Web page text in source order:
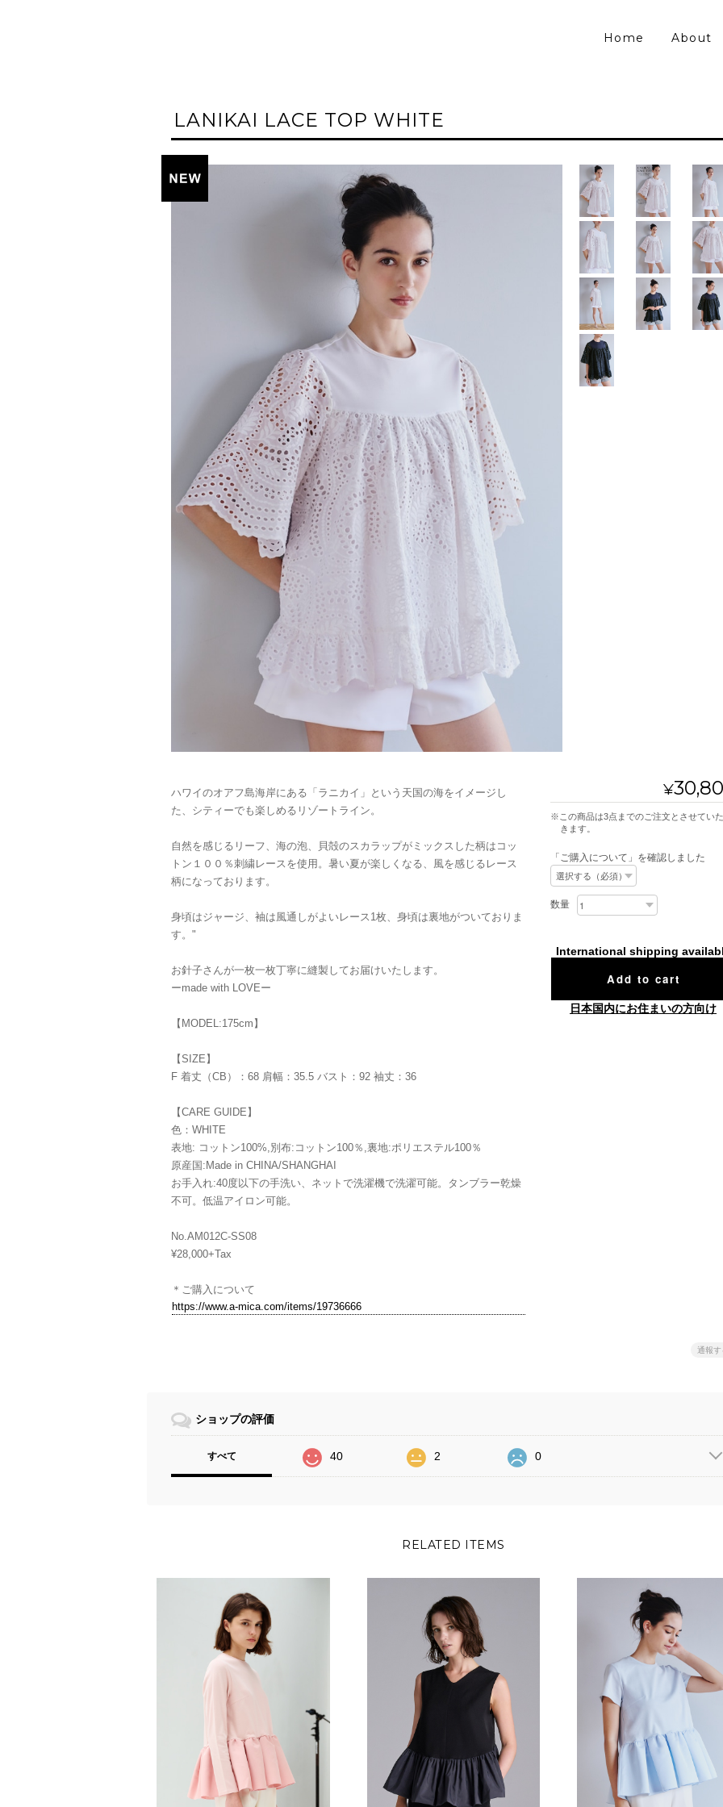
Home About
LANIKAI LACE TOP WHITE
ハワイのオアフ島海岸にある「ラニカイ」という天国の海をイメージし
た、シティーでも楽しめるリゾートライン。
自然を感じるリーフ、海の泡、貝殻のスカラップがミックスした柄はコッ
トン１００％刺繍レースを使用。暑い夏が楽しくなる、風を感じるレース
柄になっております。
身頃はジャージ、袖は風通しがよいレース1枚、身頃は裏地がついておりま
す。"
お針子さんが一枚一枚丁寧に縫製してお届けいたします。
ーmade with LOVEー
【MODEL:175cm】
【SIZE】
F 着丈（CB）：68 肩幅：35.5 バスト：92 袖丈：36
【CARE GUIDE】
色：WHITE
表地: コットン100%,別布:コットン100％,裏地:ポリエステル100％
原産国:Made in CHINA/SHANGHAI
お手入れ:40度以下の手洗い、ネットで洗濯機で洗濯可能。タンブラー乾燥
不可。低温アイロン可能。
No.AM012C-SS08
¥28,000+Tax
＊ご購入について
https://www.a-mica.com/items/19736666
¥
※この商品は3点までのご注文とさせていただ
きます。
「ご購入について」を確認しました
数量
International shipping
Add to cart
日本国内にお住まいの方向け
通報す
ショップの評価
すべて 40 2 0
RELATED ITEMS